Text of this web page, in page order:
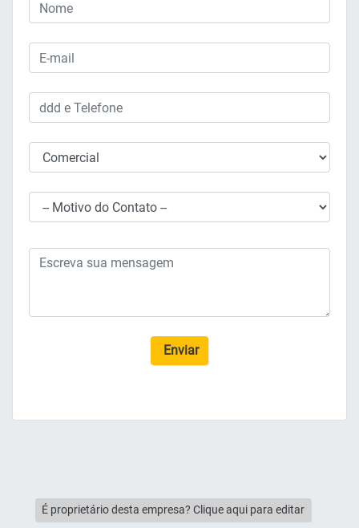
Enviar
É proprietário desta empresa? Clique aqui para editar